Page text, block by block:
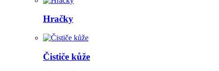
Hračky
Čističe kůže